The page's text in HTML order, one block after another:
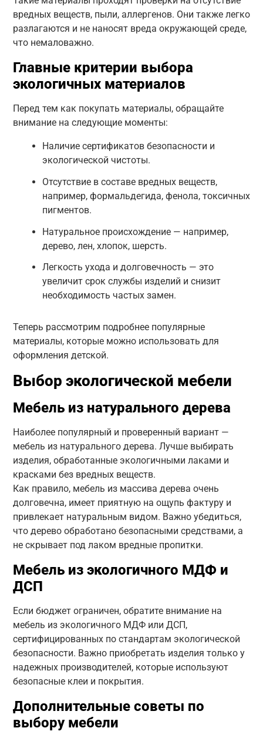
вредных веществ, пыли, аллергенов. Они также легко
разлагаются и не наносят вреда окружающей среде,
что немаловажно.
Главные критерии выбора
экологичных материалов
Перед тем как покупать материалы, обращайте
внимание на следующие моменты:
Наличие сертификатов безопасности и
экологической чистоты.
Отсутствие в составе вредных веществ,
например, формальдегида, фенола, токсичных
пигментов.
Натуральное происхождение — например,
дерево, лен, хлопок, шерсть.
Легкость ухода и долговечность — это
увеличит срок службы изделий и снизит
необходимость частых замен.
Теперь рассмотрим подробнее популярные
материалы, которые можно использовать для
оформления детской.
Выбор экологической мебели
Мебель из натурального дерева
Наиболее популярный и проверенный вариант —
мебель из натурального дерева. Лучше выбирать
изделия, обработанные экологичными лаками и
красками без вредных веществ.
Как правило, мебель из массива дерева очень
долговечна, имеет приятную на ощупь фактуру и
привлекает натуральным видом. Важно убедиться,
что дерево обработано безопасными средствами, а
не скрывает под лаком вредные пропитки.
Мебель из экологичного МДФ и
ДСП
Если бюджет ограничен, обратите внимание на
мебель из экологичного МДФ или ДСП,
сертифицированных по стандартам экологической
безопасности. Важно приобретать изделия только у
надежных производителей, которые используют
безопасные клеи и покрытия.
Дополнительные советы по
выбору мебели